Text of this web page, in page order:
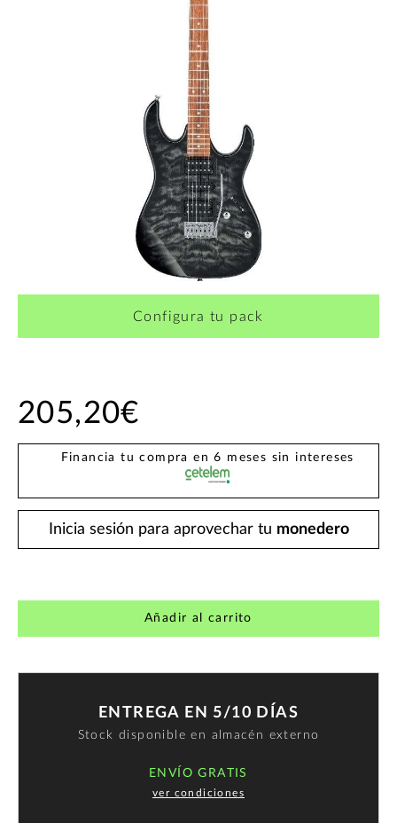
¿Quieres crearte tu propio pack?
Configura tu pack
205,20€
Financia tu compra en 6 meses sin intereses
Inicia sesión para aprovechar tu monedero
Añadir al carrito
ENTREGA EN 5/10 DÍAS
Stock disponible en almacén externo
ENVÍO GRATIS
ver condiciones